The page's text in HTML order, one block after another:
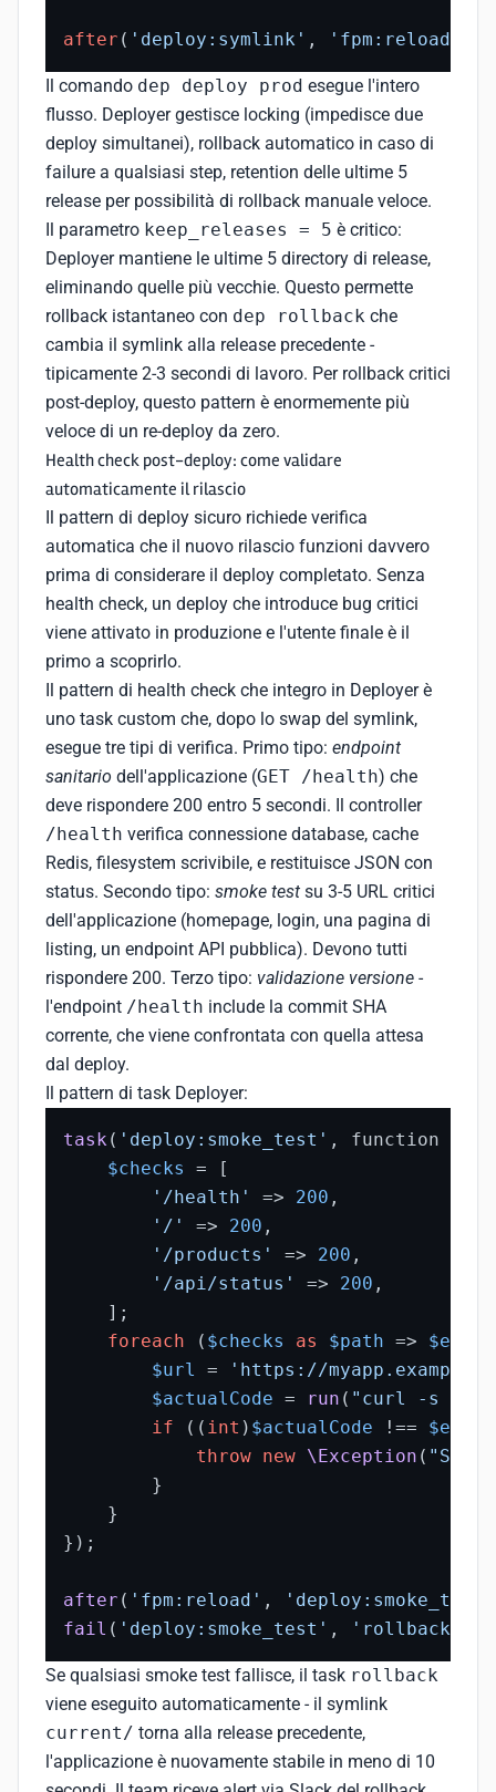
after ( 'deploy:symlink' , 'fpm:reload'
Il comando dep deploy prod esegue l'intero
flusso. Deployer gestisce locking (impedisce due
deploy simultanei), rollback automatico in caso di
failure a qualsiasi step, retention delle ultime 5
release per possibilità di rollback manuale veloce.
Il parametro keep_releases = 5 è critico:
Deployer mantiene le ultime 5 directory di release,
eliminando quelle più vecchie. Questo permette
rollback istantaneo con dep rollback che
cambia il symlink alla release precedente -
tipicamente 2-3 secondi di lavoro. Per rollback critici
post-deploy, questo pattern è enormemente più
veloce di un re-deploy da zero.
Health check post-deploy: come validare
automaticamente il rilascio
Il pattern di deploy sicuro richiede verifica
automatica che il nuovo rilascio funzioni davvero
prima di considerare il deploy completato. Senza
health check, un deploy che introduce bug critici
viene attivato in produzione e l'utente finale è il
primo a scoprirlo.
Il pattern di health check che integro in Deployer è
uno task custom che, dopo lo swap del symlink,
esegue tre tipi di verifica. Primo tipo: endpoint
sanitario dell'applicazione (GET /health) che
deve rispondere 200 entro 5 secondi. Il controller
/health verifica connessione database, cache
Redis, filesystem scrivibile, e restituisce JSON con
status. Secondo tipo: smoke test su 3-5 URL critici
dell'applicazione (homepage, login, una pagina di
listing, un endpoint API pubblica). Devono tutti
rispondere 200. Terzo tipo: validazione versione -
l'endpoint /health include la commit SHA
corrente, che viene confrontata con quella attesa
dal deploy.
Il pattern di task Deployer:
task( 'deploy:smoke_test' , function () {
$checks
= [
'/health'
=> 200 ,
'/'
=> 200 ,
'/products'
=> 200 ,
'/api/status'
=> 200 ,
    ];
foreach ( $checks as $path =>
$url
=
'https://
$actualCode = run ( "curl -s -o /
if (( int ) $actualCode !==
throw new \Exception (
        }
    }
});
after ( 'fpm:reload' ,
'deploy:smoke_test'
fail ( 'deploy:smoke_test' , 'rollback'
Se qualsiasi smoke test fallisce, il task rollback
viene eseguito automaticamente - il symlink
current/ torna alla release precedente,
l'applicazione è nuovamente stabile in meno di 10